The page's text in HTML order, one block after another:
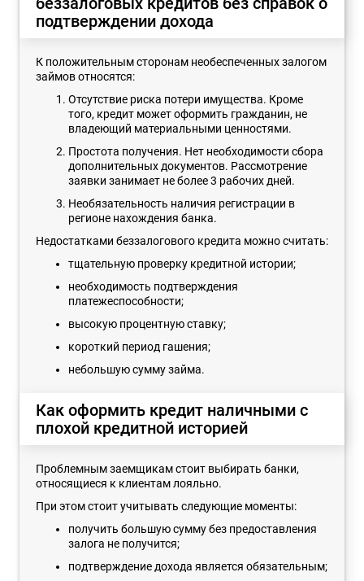
подтверждении дохода
К положительным сторонам необеспеченных залогом
займов относятся:
Отсутствие риска потери имущества. Кроме
того, кредит может оформить гражданин, не
владеющий материальными ценностями.
Простота получения. Нет необходимости сбора
дополнительных документов. Рассмотрение
заявки занимает не более 3 рабочих дней.
Необязательность наличия регистрации в
регионе нахождения банка.
Недостатками беззалогового кредита можно считать:
тщательную проверку кредитной истории;
необходимость подтверждения
платежеспособности;
высокую процентную ставку;
короткий период гашения;
небольшую сумму займа.
Как оформить кредит наличными с
плохой кредитной историей
Проблемным заемщикам стоит выбирать банки,
относящиеся к клиентам лояльно.
При этом стоит учитывать следующие моменты:
получить большую сумму без предоставления
залога не получится;
подтверждение дохода является обязательным;